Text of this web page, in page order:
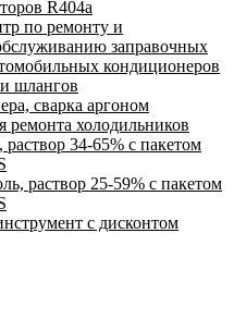
R404a
по ремонту и
заправочных
кондиционеров
шлангов
сварка аргоном
ремонта холодильников
раствор 34-65% с пакетом
раствор 25-59% с пакетом
с дисконтом